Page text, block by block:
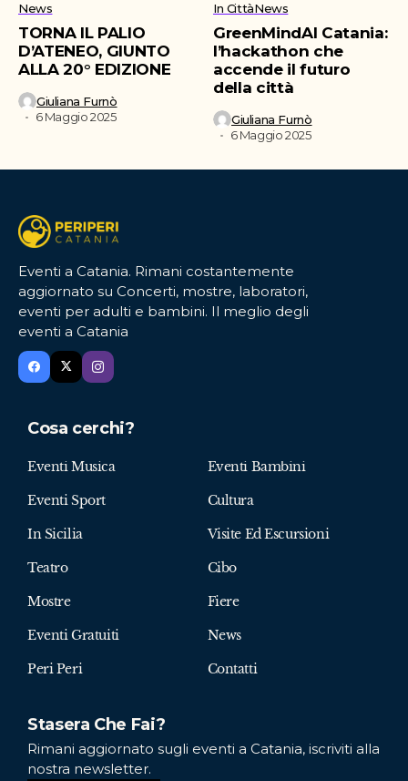
News
TORNA IL PALIO
D’ATENEO, GIUNTO
ALLA 20° EDIZIONE
Giuliana Furnò
6 Maggio 2025
In CittàNews
GreenMindAI Catania:
l’hackathon che
accende il futuro
della città
Giuliana Furnò
6 Maggio 2025
Eventi a Catania. Rimani costantemente
aggiornato su Concerti, mostre, laboratori,
eventi per adulti e bambini. Il meglio degli
eventi a Catania
Cosa cerchi?
Eventi Musica Eventi Bambini
Eventi Sport Cultura
In Sicilia Visite Ed Escursioni
Teatro Cibo
Mostre Fiere
Eventi Gratuiti News
Peri Peri Contatti
Stasera Che Fai?
Rimani aggiornato sugli eventi a Catania, iscriviti alla
nostra newsletter.